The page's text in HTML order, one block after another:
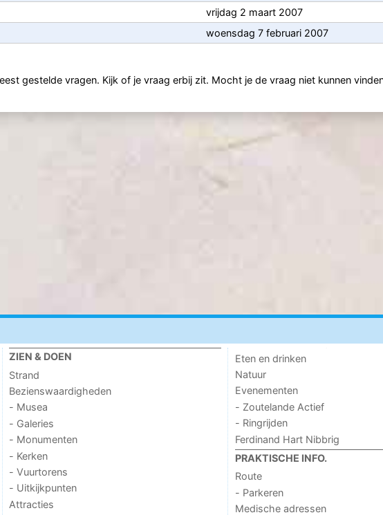
vrijdag 2 maart 2007
woensdag 7 februari 2007
gestelde vragen. Kijk of je vraag erbij zit. Mocht je de vraag niet kunnen
ZIEN & DOEN
Strand
Bezienswaardigheden
- Musea
- Galeries
- Monumenten
- Kerken
- Vuurtorens
- Uitkijkpunten
Attracties
Eten en drinken
Natuur
Evenementen
- Zoutelande Actief
- Ringrijden
Ferdinand Hart Nibbrig
PRAKTISCHE INFO.
Route
- Parkeren
Medische adressen